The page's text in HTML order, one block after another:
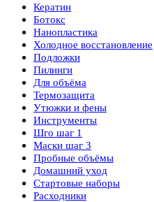
Кератин
Ботокс
Нанопластика
Холодное восстановление
Подложки
Пилинги
Для объёма
Термозащита
Утюжки и фены
Инструменты
Шго шаг 1
Маски шаг 3
Пробные объёмы
Домашний уход
Стартовые наборы
Расходники